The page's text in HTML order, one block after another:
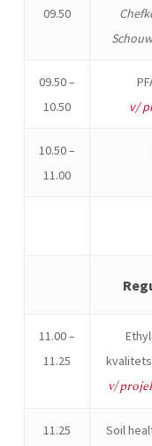
09.50
09.50 –
10.50
v/
10.50 –
11.00
11.00 –
11.25
v/
11.25
Soil